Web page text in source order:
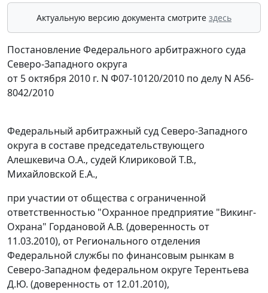
Актуальную версию документа смотрите здесь
Постановление Федерального арбитражного суда
Северо-Западного округа
от 5 октября 2010 г. N Ф07-10120/2010 по делу N А56-
8042/2010
Федеральный арбитражный суд Северо-Западного
округа в составе председательствующего
Алешкевича О.А., судей Клириковой Т.В.,
Михайловской Е.А.,
при участии от общества с ограниченной
ответственностью "Охранное предприятие "Викинг-
Охрана" Гордановой А.В. (доверенность от
11.03.2010), от Регионального отделения
Федеральной службы по финансовым рынкам в
Северо-Западном федеральном округе Терентьева
Д.Ю. (доверенность от 12.01.2010),